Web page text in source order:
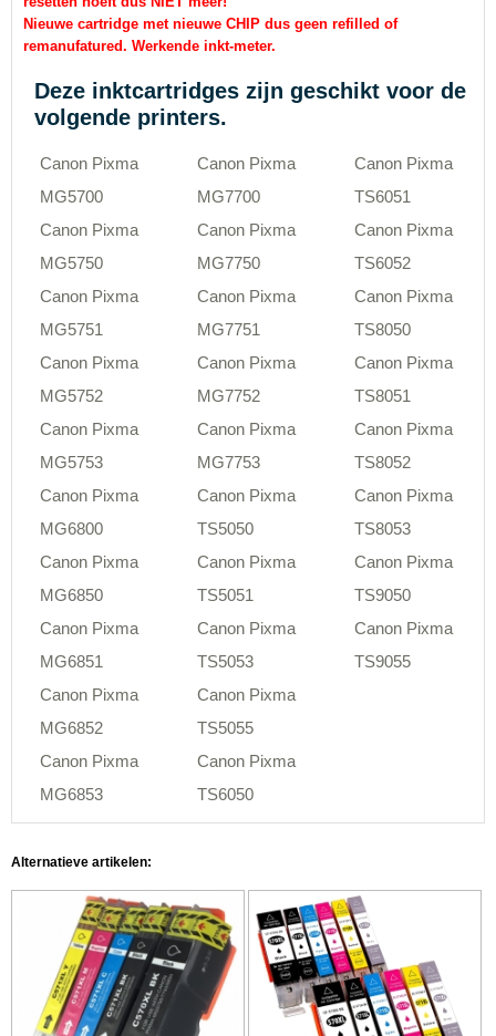
Nieuwe cartridge met nieuwe CHIP dus geen refilled of
remanufatured. Werkende inkt-meter.
Deze inktcartridges zijn geschikt voor de
volgende printers.
Canon Pixma
MG5700
Canon Pixma
MG5750
Canon Pixma
MG5751
Canon Pixma
MG5752
Canon Pixma
MG5753
Canon Pixma
MG6800
Canon Pixma
MG6850
Canon Pixma
MG6851
Canon Pixma
MG6852
Canon Pixma
MG6853
Canon Pixma
MG7700
Canon Pixma
MG7750
Canon Pixma
MG7751
Canon Pixma
MG7752
Canon Pixma
MG7753
Canon Pixma
TS5050
Canon Pixma
TS5051
Canon Pixma
TS5053
Canon Pixma
TS5055
Canon Pixma
TS6050
Canon Pixma
TS6051
Canon Pixma
TS6052
Canon Pixma
TS8050
Canon Pixma
TS8051
Canon Pixma
TS8052
Canon Pixma
TS8053
Canon Pixma
TS9050
Canon Pixma
TS9055
Alternatieve artikelen: